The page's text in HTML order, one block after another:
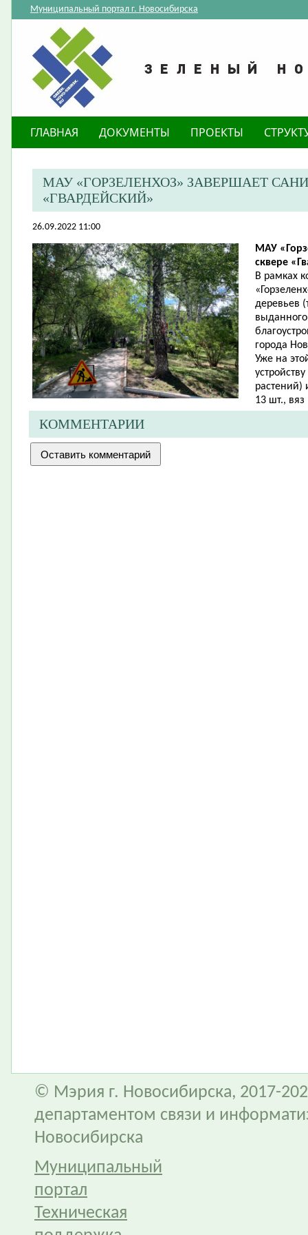
Муниципальный портал г. Новосибирска
ГЛАВНАЯ ДОКУМЕНТЫ ПРОЕКТЫ
​МАУ «ГОРЗЕЛЕНХОЗ» ЗАВЕРШАЕТ
«ГВАРДЕЙСКИЙ»
26.09.2022 11:00
​МАУ
сквере
В рамках
деревьев
города
Уже на
растений)
13 шт., вяз
КОММЕНТАРИИ
© Мэрия г. Новосибирска, 2017-
департаментом связи и
Новосибирска
Муниципальный
портал
Техническая